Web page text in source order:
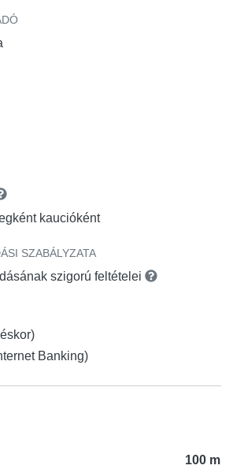
kaucióként
SZABÁLYZATA
szigorú feltételei
Banking)
100 m